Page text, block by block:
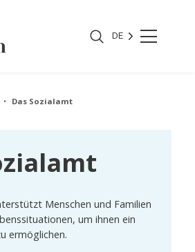
DE
Das Sozialamt
Menschen und Familien
um ihnen ein
ermöglichen.